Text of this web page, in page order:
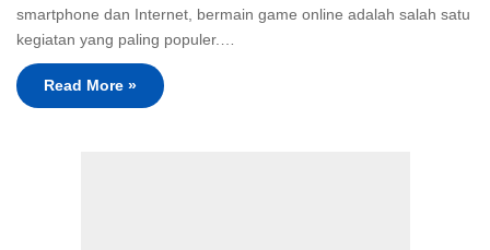
smartphone dan Internet, bermain game online adalah salah satu
kegiatan yang paling populer.…
Read More »